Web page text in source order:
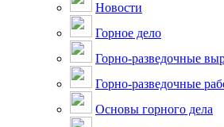
Новости
Горное дело
Горно-разведочные
Горно-разведочные
Основы горного дела